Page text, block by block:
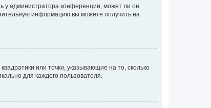
у администратора конференции, может ли он
информацию вы можете получить на
или точки, указывающие на то, сколько
для каждого пользователя.